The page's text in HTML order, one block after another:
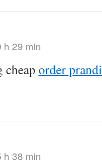
h 29 min
cheap order
h 38 min